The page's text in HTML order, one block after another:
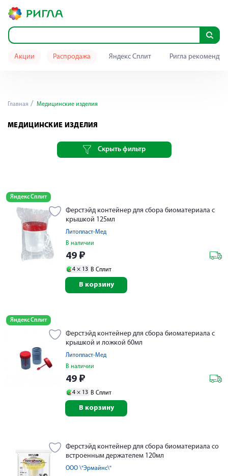
Акции Распродажа Яндекс Сплит Ригла
Главная Медицинские изделия
МЕДИЦИНСКИЕ ИЗДЕЛИЯ
Скрыть фильтр
Яндекс Сплит
Ферстэйд контейнер для сбора биоматериала с
крышкой 125мл
Литопласт-Мед
В наличии
49 ₽
4 × 13 В Сплит
В корзину
Яндекс Сплит
Ферстэйд контейнер для сбора биоматериала с
крышкой и ложкой 60мл
Литопласт-Мед
В наличии
49 ₽
4 × 13 В Сплит
В корзину
Ферстэйд контейнер для сбора биоматериала со
встроенным держателем 120мл
ООО \"Эрмайнс\"